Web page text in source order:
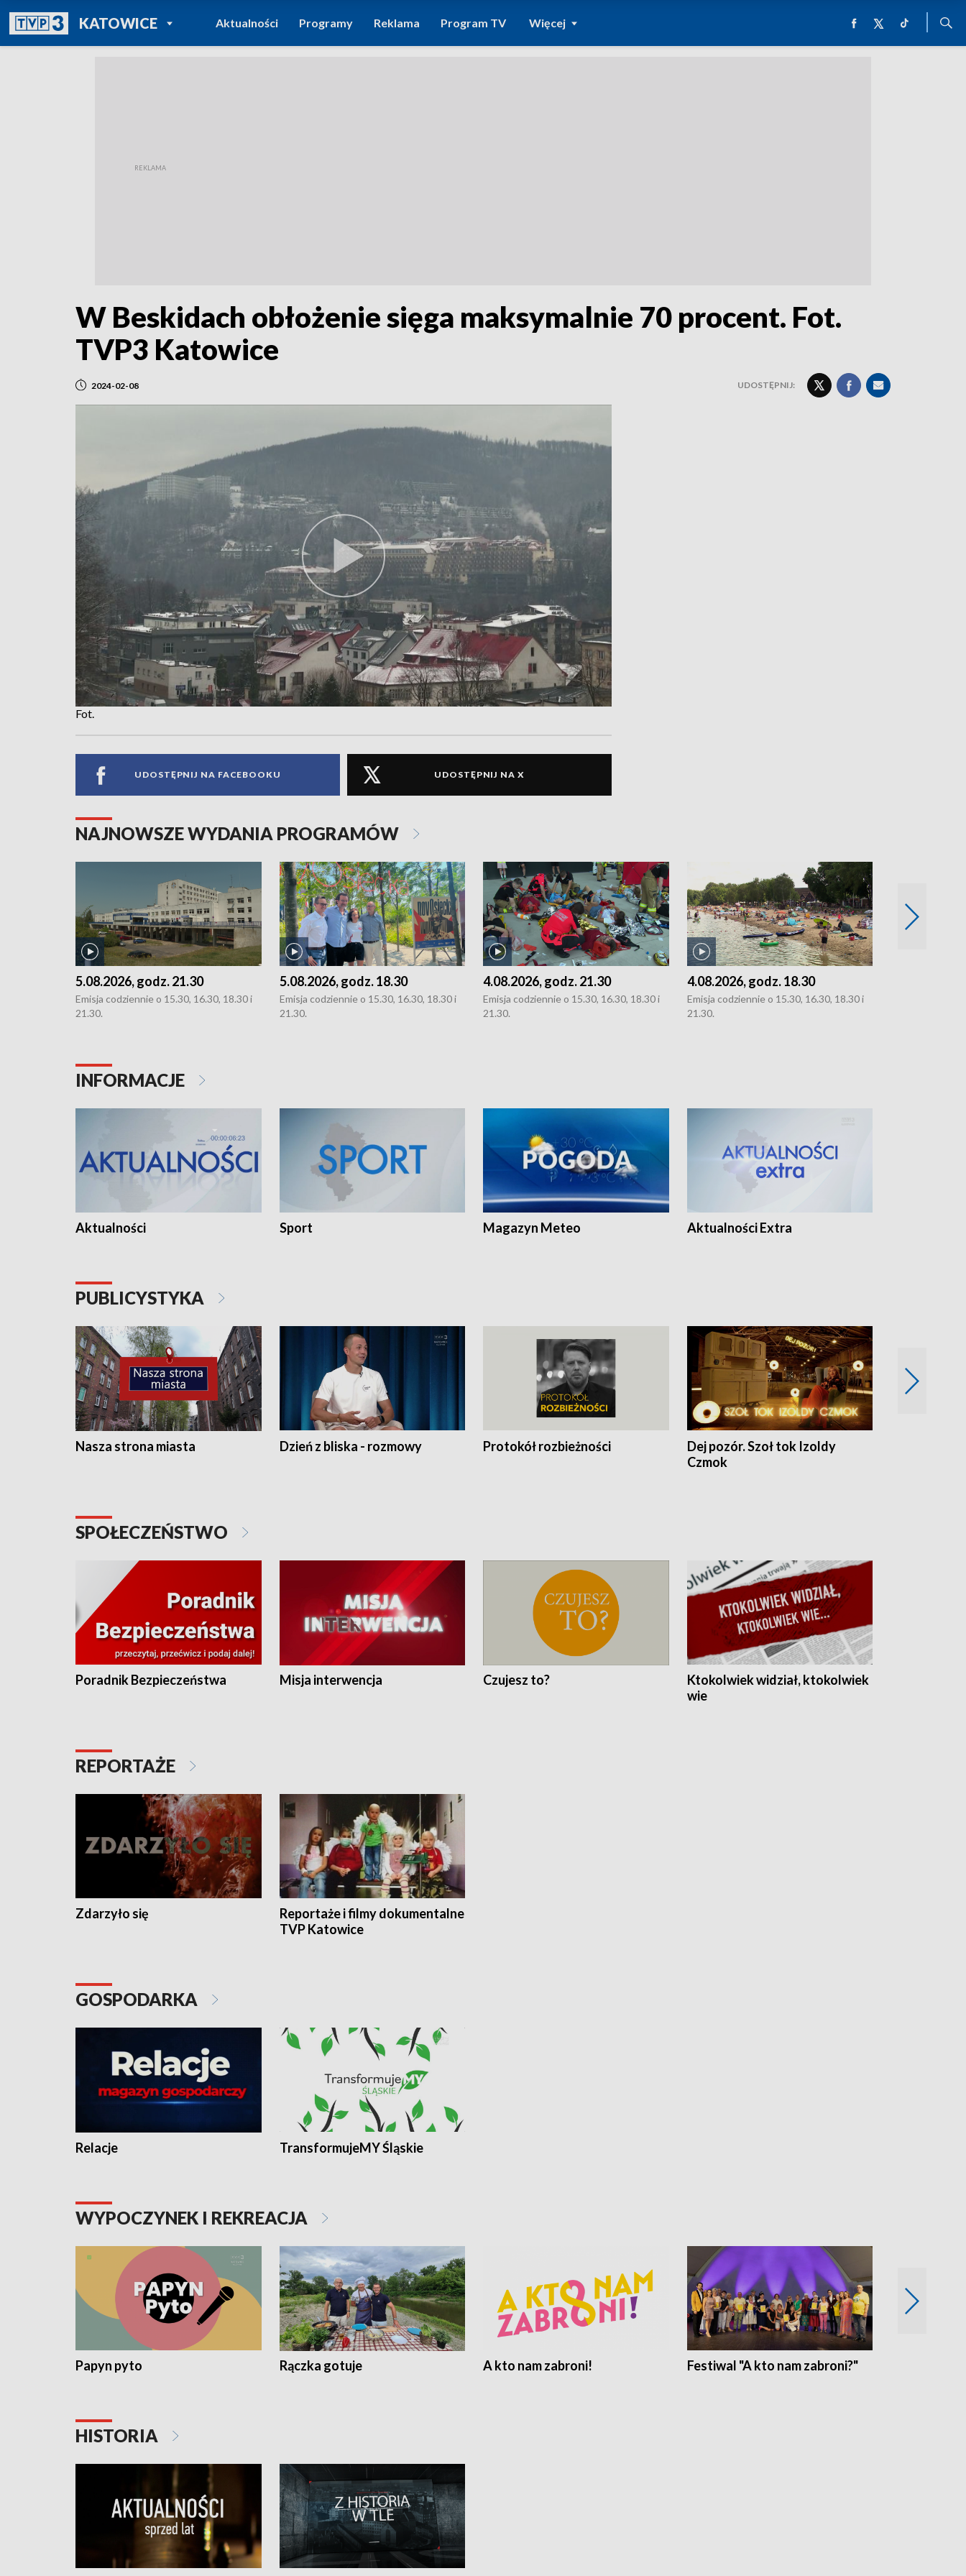
KATOWICEPOWRÓT DO
TVP REGIONY
Aktualności Programy Reklama Program TV Więcej
W Beskidach obłożenie sięga maksymalnie 70 procent. Fot.
TVP3 Katowice
2024-02-08 UDOSTĘPNIJ:
Fot.
UDOSTĘPNIJ NA FACEBOOKU UDOSTĘPNIJ NA X
NAJNOWSZE WYDANIA PROGRAMÓW
5.08.2026, godz. 21.30
Emisja codziennie o 15.30, 16.30, 18.30 i
21.30.
5.08.2026, godz. 18.30
Emisja codziennie o 15.30, 16.30, 18.30 i
21.30.
4.08.2026, godz. 21.30
Emisja codziennie o 15.30, 16.30, 18.30 i
21.30.
4.08.2026, godz. 18.30
Emisja codziennie o 15.30, 16.30, 18.30 i
21.30.
INFORMACJE
Aktualności Sport Magazyn Meteo Aktualności Extra
PUBLICYSTYKA
Nasza strona miasta Dzień z bliska - rozmowy Protokół rozbieżności
Dej pozór. Szoł tok Izoldy
Czmok
SPOŁECZEŃSTWO
Poradnik Bezpieczeństwa Misja interwencja Czujesz to?
Ktokolwiek widział, ktokolwiek
wie
REPORTAŻE
Zdarzyło się
Reportaże i filmy dokumentalne
TVP Katowice
GOSPODARKA
Relacje TransformujeMY Śląskie
WYPOCZYNEK I REKREACJA
Papyn pyto Rączka gotuje A kto nam zabroni! Festiwal "A kto nam zabroni?"
HISTORIA